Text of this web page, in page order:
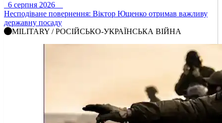
6 серпня 2026
Несподіване повернення: Віктор Ющенко отримав важливу
державну посаду
MILITARY / РОСІЙСЬКО-УКРАЇНСЬКА ВІЙНА